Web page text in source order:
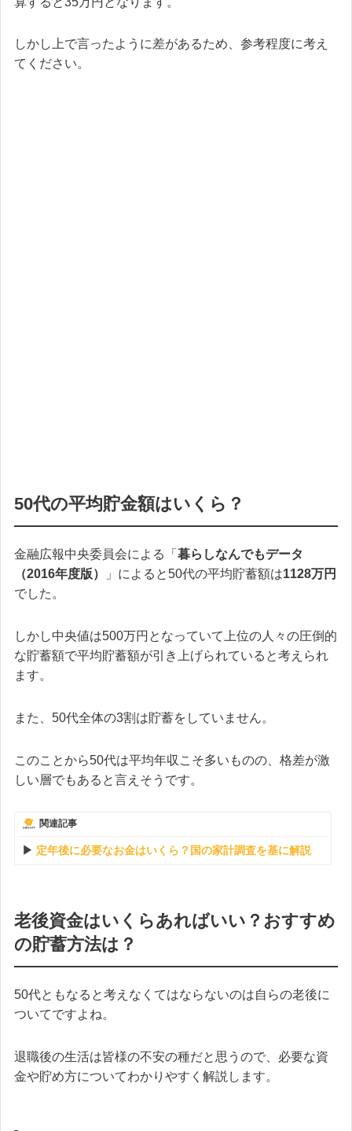
しかし上で言ったように差があるため、参考程度に考え
てください。
50代の平均貯金額はいくら？
金融広報中央委員会による「 暮らしなんでもデータ
（2016年度版）
」によると50代の平均貯蓄額は1128万円
でした。
しかし中央値は500万円となっていて上位の人々の圧倒的
な貯蓄額で平均貯蓄額が引き上げられていると考えられ
ます。
また、50代全体の3割は貯蓄をしていません。
このことから50代は平均年収こそ多いものの、格差が激
しい層でもあると言えそうです。
関連記事
定年後に必要なお金はいくら？国の家計調査を基に解説
老後資金はいくらあればいい？おすすめ
の貯蓄方法は？
50代ともなると考えなくてはならないのは自らの老後に
ついてですよね。
退職後の生活は皆様の不安の種だと思うので、必要な資
金や貯め方についてわかりやすく解説します。